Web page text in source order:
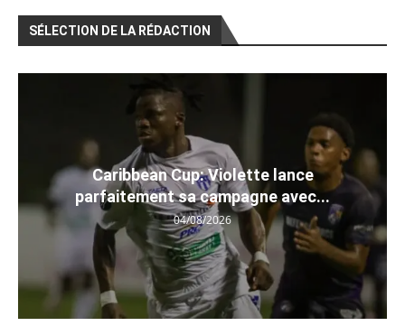
SÉLECTION DE LA RÉDACTION
Caribbean Cup: Violette lance
parfaitement sa campagne avec...
04/08/2026